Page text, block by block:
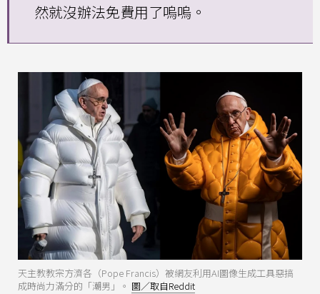
然就沒辦法免費用了嗚嗚。
天主教教宗方濟各（Pope Francis）被網友利用AI圖像生成工具惡搞
成時尚力滿分的「潮男」。 圖／取自Reddit